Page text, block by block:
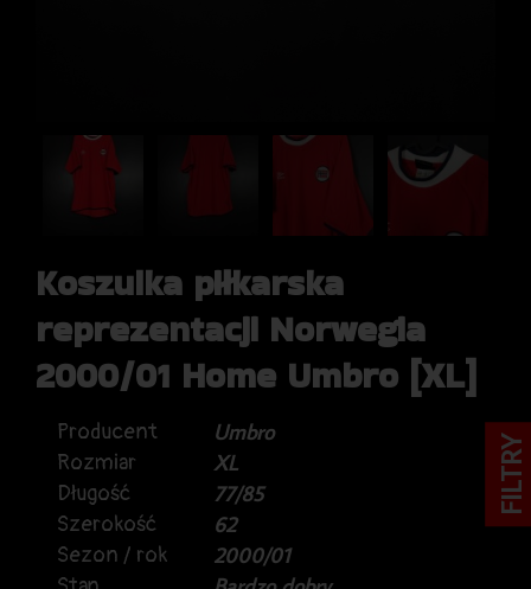
Koszulka piłkarska
reprezentacji Norwegia
2000/01 Home Umbro [XL]
Producent
Umbro
Rozmiar
XL
Długość
77/85
Szerokość
62
Sezon / rok
2000/01
FILTRY